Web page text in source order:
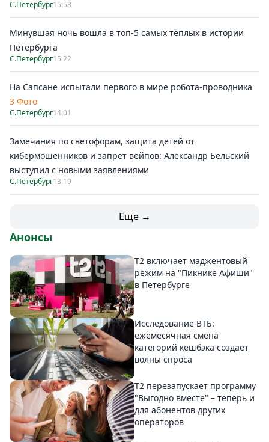
С.Петербург15:58
Минувшая ночь вошла в топ-5 самых тёплых в истории
Петербурга
С.Петербург15:22
На Сапсане испытали первого в мире робота-проводника
3 Фото
С.Петербург14:01
Замечания по светофорам, защита детей от
кибермошенников и запрет вейпов: Александр Бельский
выступил с новыми заявлениями
С.Петербург13:19
Еще →
Анонсы
Т2 включает маджентовый
режим на "Пикнике Афиши"
в Петербурге
Исследование ВТБ:
ежемесячная смена
категорий кешбэка создает
волны спроса
Т2 перезапускает программу
"Выгодно вместе" – теперь и
для абонентов других
операторов